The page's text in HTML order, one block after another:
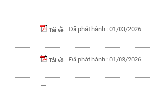
Tải về Đã phát hành : 01/03/2026
Tải về Đã phát hành : 01/03/2026